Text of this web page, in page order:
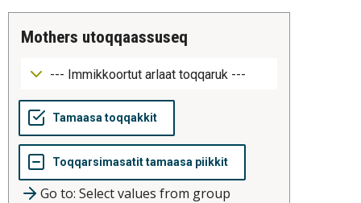
mothers utoqqaassuseq
Go to: Select values from group